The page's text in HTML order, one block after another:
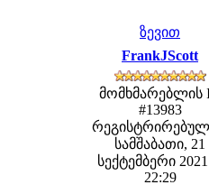
ზევით
FrankJScott
მომხმარებლის
#13983
სამშაბათი, 21
სექტემბერი
22:29